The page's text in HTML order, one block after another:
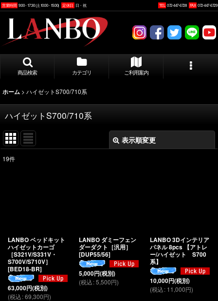
営業時間 9:00 - 17:30 (土10:00 - 15:00) 定休日 日・祝 TEL 072-447-6728 FAX 072-447-6729
商品検索 カテゴリ ご利用案内
ホーム > ハイゼットS700/710系
ハイゼットS700/710系
表示順変更
19件
LANBO ベッドキット
ハイゼットカーゴ
［S321V/S331V・
S700V/S710V］
[BED18-BR]
63,000円(税別)
(税込:69,300円)
LANBO ダミーフェン
ダーダクト［汎用］
[DUP55/56]
5,000円(税別)
(税込:5,500円)
LANBO 3Dインテリア
パネル 8pcs 【アトレ
ー/ハイゼット S700
系】
10,000円(税別)
(税込: 11,000円)